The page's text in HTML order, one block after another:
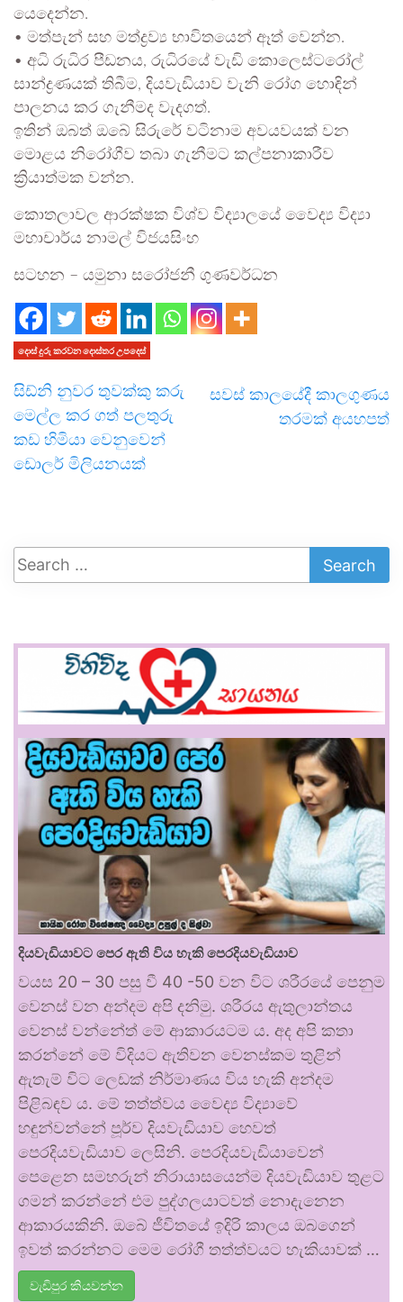
යෙදෙන්න.
• මත්පැන් සහ මත්ද්‍රව්‍ය භාවිතයෙන් ඈත් වෙන්න.
• අධි රුධිර පීඩනය, රුධිරයේ වැඩි කොලෙස්ටරෝල්
සාන්ද්‍රණයක් තිබීම, දියවැඩියාව වැනි රෝග හොඳින්
පාලනය කර ගැනීමද වැදගත්.
ඉතින් ඔබත් ඔබේ සිරුරේ වටිනාම අවයවයක් වන
මොළය නිරෝගීව තබා ගැනීමට කල්පනාකාරීව
ක්‍රියාත්මක වන්න.
කොතලාවල ආරක්ෂක විශ්ව විද්‍යාලයේ වෛද්‍ය විද්‍යා
මහාචාර්ය නාමල් විජයසිංහ
සටහන – යමුනා සරෝජනී ගුණවර්ධන
දොස් දුරු කරවන දොස්තර උපදෙස්
සිඩ්නි නුවර තුවක්කු කරු
මෙල්ල කර ගත් පලතුරු
කඩ ­හි­මියා වෙනු­වෙන්
ඩොලර් මිලියනයක්
සවස් කාලයේදී කාලගුණය
තරමක් අයහපත්
දියවැඩියාවට පෙර ඇති විය හැකි පෙරදියවැඩියාව
වයස 20 – 30 පසු වී 40 -50 වන විට ශරීරයේ පෙනුම
වෙනස් වන අන්දම අපි දනිමු. ශරීරය ඇතුලාන්තය
වෙනස් වන්නේත් මේ ආකාරයටම ය. අද අපි කතා
කරන්නේ මේ විදියට ඇතිවන වෙනස්කම තුළින්
ඇතැම් විට ලෙඩක් නිර්මාණය විය හැකි අන්දම
පිළිබඳව ය. මේ තත්ත්වය වෛද්‍ය විද්‍යාවේ
හඳුන්වන්නේ පූර්ව දියවැඩියාව හෙවත්
පෙරදියවැඩියාව ලෙසිනි. පෙරදියවැඩියාවෙන්
පෙළෙන සමහරුන් නිරායාසයෙන්ම දියවැඩියාව තුළට
ගමන් කරන්නේ එම පුද්ගලයාටවත් නොදැනෙන
ආකාරයකිනි. ඔබේ ජීවිතයේ ඉදිරි කාලය ඔබගෙන්
ඉවත් කරන්නට මෙම රෝගී තත්ත්වයට හැකියාවක් …
වැඩිපුර කියවන්න